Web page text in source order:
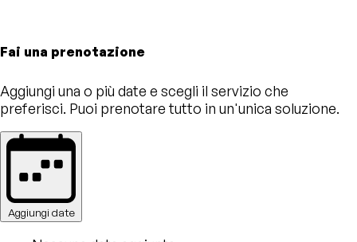
Fai una prenotazione
Aggiungi una o più date e scegli il servizio che
preferisci. Puoi prenotare tutto in un'unica soluzione.
Aggiungi date